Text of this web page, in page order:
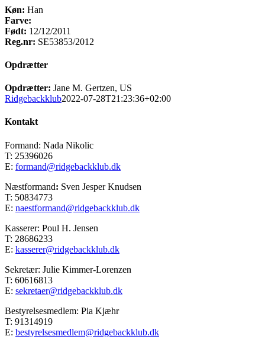
Køn: Han
Farve:
Født: 12/12/2011
Reg.nr: SE53853/2012
Opdrætter
Opdrætter: Jane M. Gertzen, US
Ridgebackklub2022-07-28T21:23:36+02:00
Kontakt
Formand: Nada Nikolic
T: 25396026
E: formand@ridgebackklub.dk
Næstformand: Sven Jesper Knudsen
T: 50834773
E: naestformand@ridgebackklub.dk
Kasserer: Poul H. Jensen
T: 28686233
E: kasserer@ridgebackklub.dk
Sekretær: Julie Kimmer-Lorenzen
T: 60616813
E: sekretaer@ridgebackklub.dk
Bestyrelsesmedlem: Pia Kjæhr
T: 91314919
E: bestyrelsesmedlem@ridgebackklub.dk